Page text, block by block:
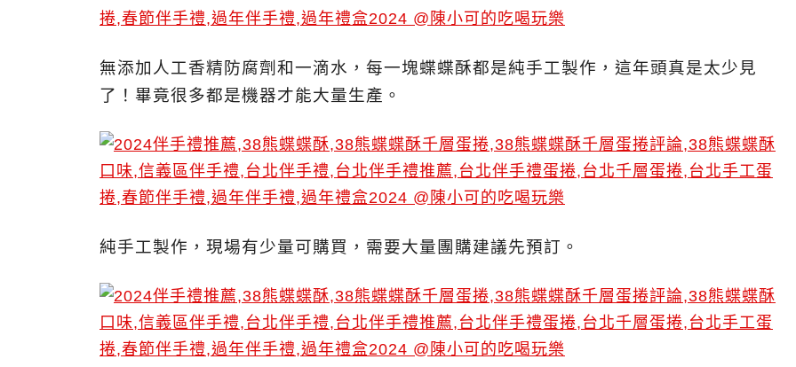
無添加人工香精防腐劑和一滴水，每一塊蝶蝶酥都是純手工製作，這年頭真是太少見
了！畢竟很多都是機器才能大量生產。
純手工製作，現場有少量可購買，需要大量團購建議先預訂。